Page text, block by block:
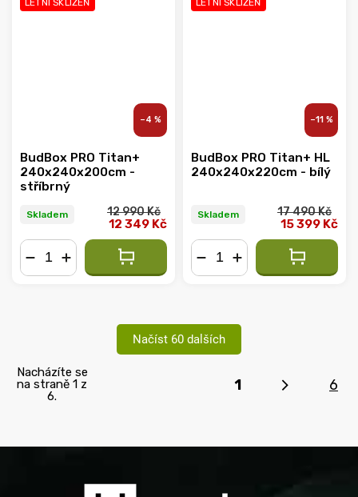
LETNÍ SKLIZEŇ
–4 %
BudBox PRO Titan+
240x240x200cm -
stříbrný
Skladem 12 990 Kč
12 349 Kč
LETNÍ SKLIZEŇ
–11 %
BudBox PRO Titan+ HL
240x240x220cm - bílý
Skladem 17 490 Kč
15 399 Kč
Načíst 60 dalších
Nacházíte se
na straně 1 z
6.
1 6